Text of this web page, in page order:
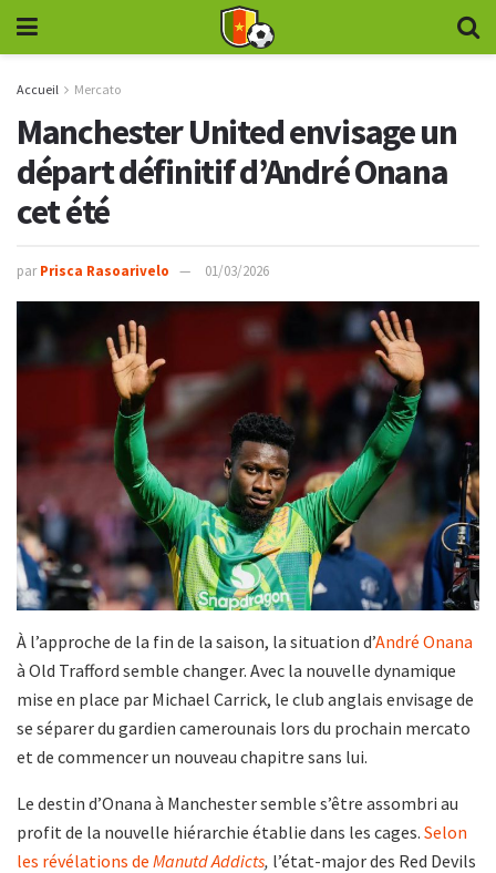
Accueil Mercato
Manchester United envisage un
départ définitif d’André Onana
cet été
par Prisca Rasoarivelo 01/03/2026
À l’approche de la fin de la saison, la situation d’André Onana
à Old Trafford semble changer. Avec la nouvelle dynamique
mise en place par Michael Carrick, le club anglais envisage de
se séparer du gardien camerounais lors du prochain mercato
et de commencer un nouveau chapitre sans lui.
Le destin d’Onana à Manchester semble s’être assombri au
profit de la nouvelle hiérarchie établie dans les cages. Selon
les révélations de Manutd Addicts, l’état-major des Red Devils